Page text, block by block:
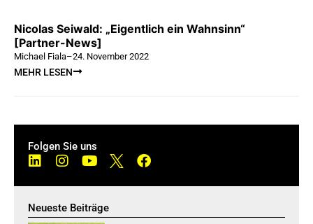
Nicolas Seiwald: „Eigentlich ein Wahnsinn“
[Partner-News]
Michael Fiala–24. November 2022
MEHR LESEN
Folgen Sie uns
Neueste Beiträge